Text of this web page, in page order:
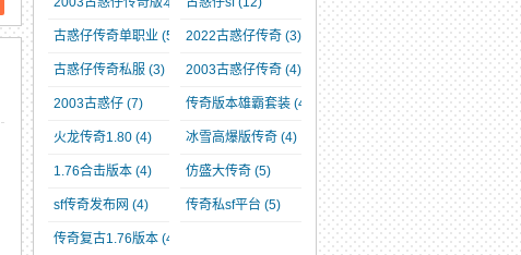
古惑仔传奇单职业(5) 2022古惑仔传奇(3)
古惑仔传奇私服(3) 2003古惑仔传奇(4)
2003古惑仔(7) 传奇版本雄霸套装(4)
火龙传奇1.80(4) 冰雪高爆版传奇(4)
1.76合击版本(4) 仿盛大传奇(5)
sf传奇发布网 (4) 传奇私sf平台 (5)
传奇复古1.76版本(4)